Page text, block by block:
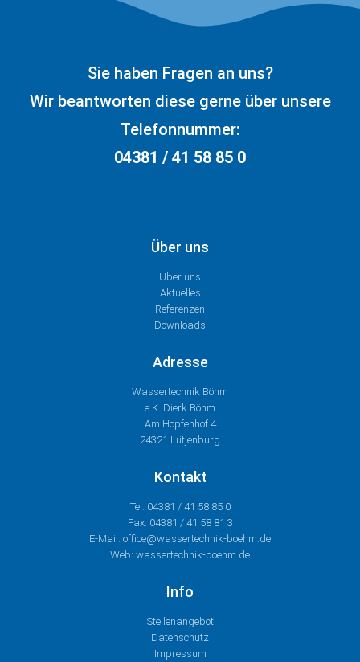
Sie haben Fragen an uns?
Wir beantworten diese gerne über unsere
Telefonnummer:
04381 / 41 58 85 0
Über uns
Über uns
Aktuelles
Referenzen
Downloads
Adresse
Wassertechnik Böhm
e.K. Dierk Böhm
Am Hopfenhof 4
24321 Lütjenburg
Kontakt
Tel: 04381 / 41 58 85 0
Fax: 04381 / 41 58 81 3
E-Mail: office@wassertechnik-boehm.de
Web: wassertechnik-boehm.de
Info
Stellenangebot
Datenschutz
Impressum